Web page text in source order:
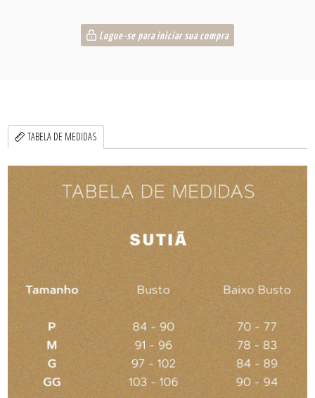
Logue-se para iniciar sua compra
TABELA DE MEDIDAS